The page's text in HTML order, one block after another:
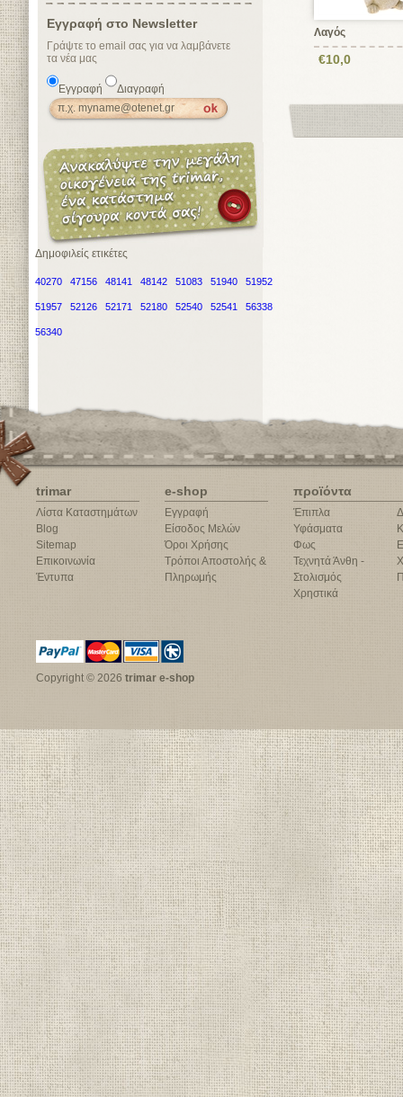
Εγγραφή στο Newsletter
Γράψτε το email σας για να λαμβάνετε
τα νέα μας
Εγγραφή Διαγραφή
Δημοφιλείς ετικέτες
40270 47156 48141 48142 51083 51940 51952
51957 52126 52171 52180 52540 52541 56338
56340
Λαγός
€10,0
trimar
Λίστα Καταστημάτων
Blog
Sitemap
Επικοινωνία
Έντυπα
e-shop
Εγγραφή
Είσοδος Μελών
Όροι Χρήσης
Τρόποι Αποστολής &
Πληρωμής
προϊόντα
Έπιπλα
Υφάσματα
Φως
Τεχνητά Άνθη -
Στολισμός
Χρηστικά
Copyright © 2026 trimar e-shop